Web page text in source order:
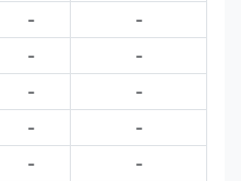
-
-
-
-
-
-
-
-
-
-